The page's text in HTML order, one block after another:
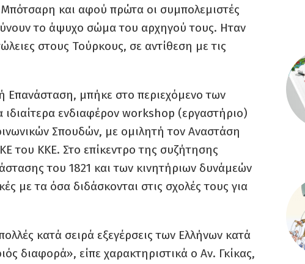
και αφού πρώτα οι συμπολεμιστές
το άψυχο σώμα του αρχηγού τους. Ηταν
στους Τούρκους, σε αντίθεση με τις
Επανάσταση, μπήκε στο περιεχόμενο των
ενδιαφέρον workshop (εργαστήριο)
Σπουδών, με ομιλητή τον Αναστάση
του ΚΚΕ. Στο επίκεντρο της συζήτησης
του 1821 και των κινητήριων δυνάμεών
με τα όσα διδάσκονται στις σχολές τους για
κατά σειρά εξεγέρσεις των Ελλήνων κατά
διαφορά», είπε χαρακτηριστικά ο Αν. Γκίκας,